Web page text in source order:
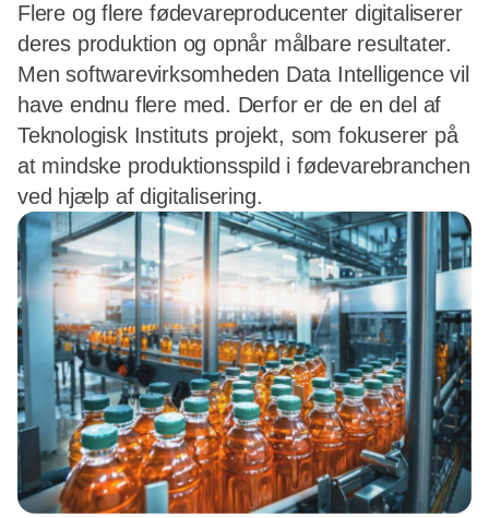
Flere og flere fødevareproducenter digitaliserer
deres produktion og opnår målbare resultater.
Men softwarevirksomheden Data Intelligence vil
have endnu flere med. Derfor er de en del af
Teknologisk Instituts projekt, som fokuserer på
at mindske produktionsspild i fødevarebranchen
ved hjælp af digitalisering.